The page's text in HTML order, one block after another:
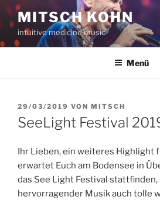
Zum
Inhalt
springen
MITSCH KOHN
intuitive medicine music
Menü
VERÖFFENTLICHT
AM
29/03/2019 VON MITSCH
SeeLight Festival
Ihr Lieben, ein weiteres Highlight
erwartet Euch am Bodensee in
das See Light Festival stattfinden,
hervorragender Musik auch tolle